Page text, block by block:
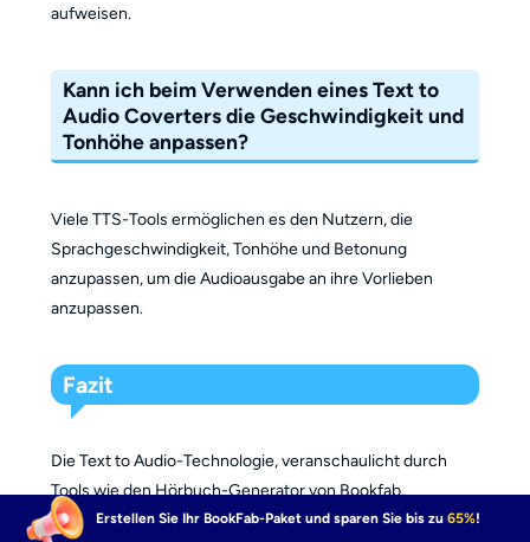
aufweisen.
Kann ich beim Verwenden eines Text to
Audio Coverters die Geschwindigkeit und
Tonhöhe anpassen?
Viele TTS-Tools ermöglichen es den Nutzern, die
Sprachgeschwindigkeit, Tonhöhe und Betonung
anzupassen, um die Audioausgabe an ihre Vorlieben
anzupassen.
Fazit
Die Text to Audio-Technologie, veranschaulicht durch
Tools wie den Hörbuch-Generator von Bookfab,
verbessert die Zugänglichkeit und Kommunikation. Sie
Erstellen Sie Ihr BookFab-Paket und sparen Sie bis zu65%!